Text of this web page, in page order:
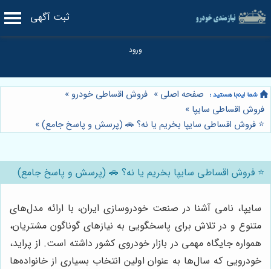
ثبت آگهی
صفحه اصلی » فروش اقساطی خودرو »
فروش اقساطی سایپا »
⭐️ فروش اقساطی سایپا بخریم یا نه؟ 🚗 (پرسش و پاسخ جامع)»
⭐️ فروش اقساطی سایپا بخریم یا نه؟ 🚗 (پرسش و پاسخ جامع)
سایپا، نامی آشنا در صنعت خودروسازی ایران، با ارائه مدل‌های
متنوع و در تلاش برای پاسخگویی به نیازهای گوناگون مشتریان،
همواره جایگاه مهمی در بازار خودروی کشور داشته است. از پراید،
خودرویی که سال‌ها به عنوان اولین انتخاب بسیاری از خانواده‌ها